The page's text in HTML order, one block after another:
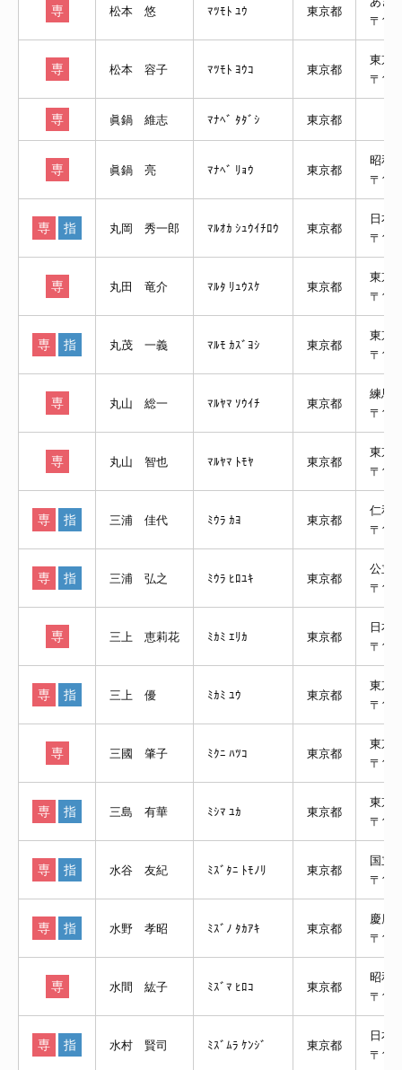
専 松本 悠 ﾏﾂﾓﾄ ﾕｳ 東京都
〒
専 松本 容子 ﾏﾂﾓﾄ ﾖｳｺ 東京都
東京
〒
専 眞鍋 維志 ﾏﾅﾍﾞ ﾀﾀﾞｼ 東京都
専 眞鍋 亮 ﾏﾅﾍﾞ ﾘｮｳ 東京都
昭和
〒
専 指 丸岡 秀一郎 ﾏﾙｵｶ ｼｭｳｲﾁﾛｳ 東京都
日本
〒
専 丸田 竜介 ﾏﾙﾀ ﾘｭｳｽｹ 東京都
東京
〒
専 指 丸茂 一義 ﾏﾙﾓ ｶｽﾞﾖｼ 東京都
東京
〒
専 丸山 総一 ﾏﾙﾔﾏ ｿｳｲﾁ 東京都
練馬
〒
専 丸山 智也 ﾏﾙﾔﾏ ﾄﾓﾔ 東京都
東京
〒
専 指 三浦 佳代 ﾐｳﾗ ｶﾖ 東京都
仁和
〒
専 指 三浦 弘之 ﾐｳﾗ ﾋﾛﾕｷ 東京都
公立
〒
専 三上 恵莉花 ﾐｶﾐ ｴﾘｶ 東京都
日本
〒
専 指 三上 優 ﾐｶﾐ ﾕｳ 東京都
東京
〒
専 三國 肇子 ﾐｸﾆ ﾊﾂｺ 東京都
東京
〒
専 指 三島 有華 ﾐｼﾏ ﾕｶ 東京都
東京
〒
専 指 水谷 友紀 ﾐｽﾞﾀﾆ ﾄﾓﾉﾘ 東京都
国立
〒
専 指 水野 孝昭 ﾐｽﾞﾉ ﾀｶｱｷ 東京都
慶應
〒
専 水間 紘子 ﾐｽﾞﾏ ﾋﾛｺ 東京都
昭和
〒
専 指 水村 賢司 ﾐｽﾞﾑﾗ ｹﾝｼﾞ 東京都
日本
〒